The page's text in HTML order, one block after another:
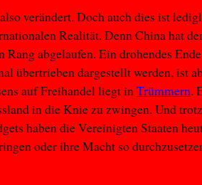
verändert. Doch auch dies ist
Realität. Denn China hat
Rang abgelaufen. Ein drohendes
übertrieben dargestellt werden, ist
auf Freihandel liegt inTrümmern.
in die Knie zu zwingen. Und
haben die Vereinigten Staaten
oder ihre Macht so